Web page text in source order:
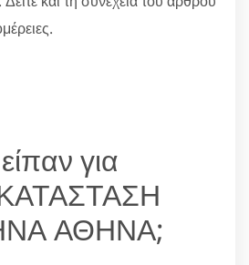
για
ΑΘΗΝΑ;